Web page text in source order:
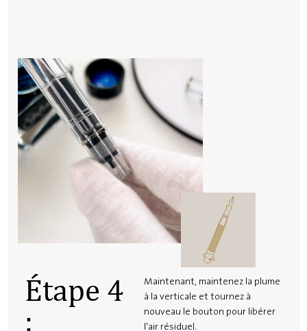
Étape 4
:
Maintenant, maintenez la plume
à la verticale et tournez à
nouveau le bouton pour libérer
l'air résiduel.